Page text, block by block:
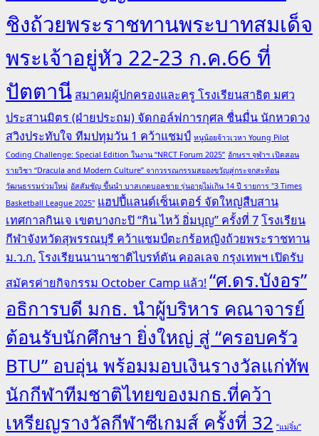
ชิงถ้วยพระราชทานพระบาทสมเด็จ
พระเจ้าอยู่หัว 22-23 ก.ค.66 ที่
ปัตตานี สมาคมผู้ปกครองและครู โรงเรียนสาธิต มศว
ประสานมิตร (ฝ่ายประถม) จัดกอล์ฟการกุศล ชื่นมื่น นักหวดวง
สวิงประทับใจ ทีมปทุมวัน 1 คว้าแชมป์ หนูน้อยจ้าวเวหา Young Pilot
Coding Challenge: Special Edition ในงาน “NRCT Forum 2025” อักษรฯ จุฬาฯ เปิดสอน
รายวิชา “Dracula and Modern Culture” จากวรรณกรรมสยองขวัญสู่กระจกสะท้อน
วัฒนธรรมร่วมใหม่ อัสสัมชัญ ขึ้นนำ บาสเกตบอลชาย รุ่นอายุไม่เกิน 14 ปี รายการ "3 Times
Basketball League 2025" แฮปปี้แลนด์เซ็นเตอร์ จัดใหญ่สืบสาน
เทศกาลกินเจ เขตบางกะปิ “กิน ไหว้ อิ่มบุญ” ครั้งที่ 7โรงเรียน
กีฬาจังหวัดสุพรรณบุรี คว้าแชมป์ตะกร้อหญิงถ้วยพระราชทาน
ม.ว.ก.โรงเรียนนานาชาติไบรท์ตัน คอลเลจ กรุงเทพฯ เปิดรับ
สมัครค่ายกิจกรรม October Camp แล้ว!“ศ.ดร.บังอร”
อธิการบดี มกธ. นำผู้บริหาร คณาจารย์
ต้อนรับนักศึกษา ยิ่งใหญ่ สู่ “ครอบครัว
BTU” อบอุ่น พร้อมมอบเงินรางวัลแก่ทัพ
นักกีฬาทีมชาติไทยของมกธ.ที่คว้า
เหรียญรางวัลกีฬาซีเกมส์ ครั้งที่ 32 “แม่จิ๋ม”